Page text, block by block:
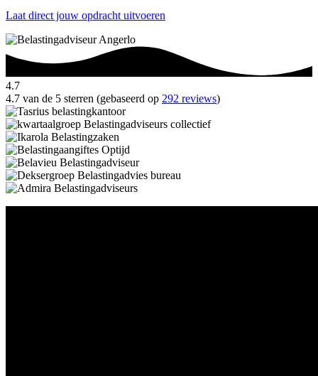
Laat direct jouw opdracht uitvoeren
4.7
4.7 van de 5 sterren (gebaseerd op 292 reviews)